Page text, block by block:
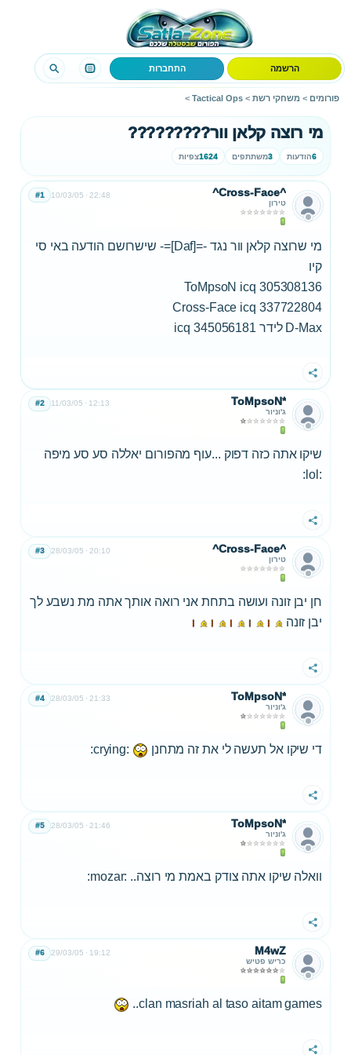
הרשמה התחברות
פורומים > משחקי רשת >
Tactical Ops
>
מי רוצה קלאן וור?????????
6הודעות 3משתתפים 1624צפיות
^Cross-Face^
טירון
10/03/05 22:48
#1
מי שרוצה קלאן וור נגד -=[Daf]=- שישרושם הודעה באי סי
קיו
305308136 ToMpsoN icq
Cross-Face icq 337722804
D-Max לידר icq 345056181
שתף
ToMpsoN*
ג'וניור
11/03/05 12:13
#2
שיקו אתה כזה דפוק ...עוף מהפורום יאללה סע סע מיפה
:lol:
שתף
^Cross-Face^
טירון
28/03/05 20:10
#3
חן יבן זונה ועושה בתחת אני רואה אותך אתה מת נשבע לך
יבן זונה
שתף
ToMpsoN*
ג'וניור
28/03/05 21:33
#4
די שיקו אל תעשה לי את זה מתחנן :crying:
שתף
ToMpsoN*
ג'וניור
28/03/05 21:46
#5
וואלה שיקו אתה צודק באמת מי רוצה.. :mozar:
שתף
M4wZ
כריש פטיש
29/03/05 19:12
#6
clan masriah al taso aitam games..
שתף